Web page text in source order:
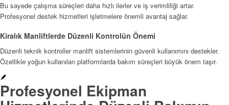
Bu sayede çalışma süreçleri daha hızlı ilerler ve iş verimliliği artar.
Profesyonel destek hizmetleri işletmelere önemli avantaj sağlar.
Kiralık Manliftlerde Düzenli Kontrolün Önemi
Düzenli teknik kontroller manlift sistemlerinin güvenli kullanımını destekler.
Özellikle yoğun kullanılan platformlarda bakım süreçleri büyük önem taşır.
Profesyonel Ekipman